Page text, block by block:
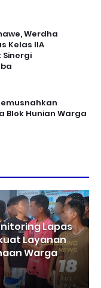
Werdha
Kelas IIA
Sinergi
Blok Hunian Warga
Lapas
Layanan
Warga